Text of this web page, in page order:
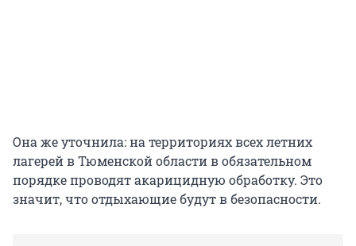
Она же уточнила: на территориях всех летних
лагерей в Тюменской области в обязательном
порядке проводят акарицидную обработку. Это
значит, что отдыхающие будут в безопасности.